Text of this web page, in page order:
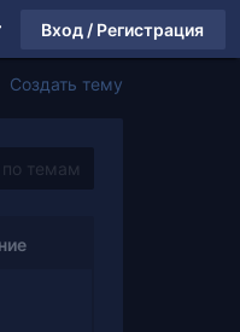
Вход / Регистрация
Создать тему